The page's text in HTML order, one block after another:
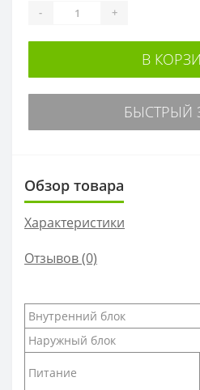
- +
В
БЫСТРЫЙ
Обзор товара
Характеристики
Отзывов (0)
Внутренний блок
Наружный блок
Питание